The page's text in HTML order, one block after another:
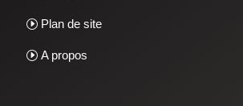
Plan de site
A propos